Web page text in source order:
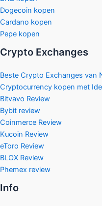
Dogecoin kopen
Cardano kopen
Pepe kopen
Crypto Exchanges
Beste Crypto Exchanges van
Cryptocurrency kopen met
Bitvavo Review
Bybit review
Coinmerce Review
Kucoin Review
eToro Review
BLOX Review
Phemex review
Info